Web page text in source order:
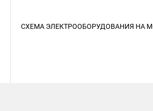
СХЕМА ЭЛЕКТРООБОРУДОВАНИЯ НА